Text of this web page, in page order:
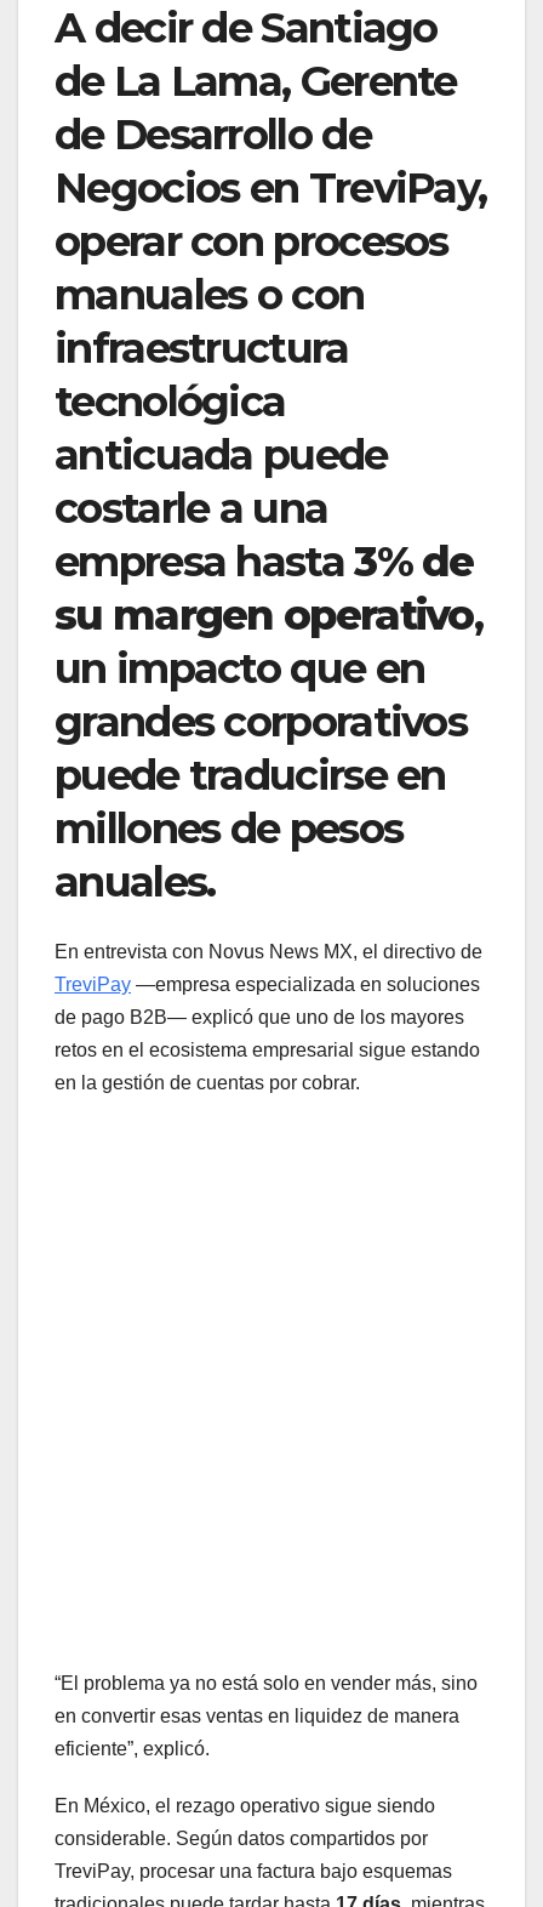
A decir de Santiago
de La Lama, Gerente
de Desarrollo de
Negocios en TreviPay,
operar con procesos
manuales o con
infraestructura
tecnológica
anticuada puede
costarle a una
empresa hasta3% de
su margen operativo,
un impacto que en
grandes corporativos
puede traducirse en
millones de pesos
anuales.
En entrevista con Novus News MX, el directivo de
TreviPay —empresa especializada en soluciones
de pago B2B— explicó que uno de los mayores
retos en el ecosistema empresarial sigue estando
en la gestión de cuentas por cobrar.
“El problema ya no está solo en vender más, sino
en convertir esas ventas en liquidez de manera
eficiente”, explicó.
En México, el rezago operativo sigue siendo
considerable. Según datos compartidos por
TreviPay, procesar una factura bajo esquemas